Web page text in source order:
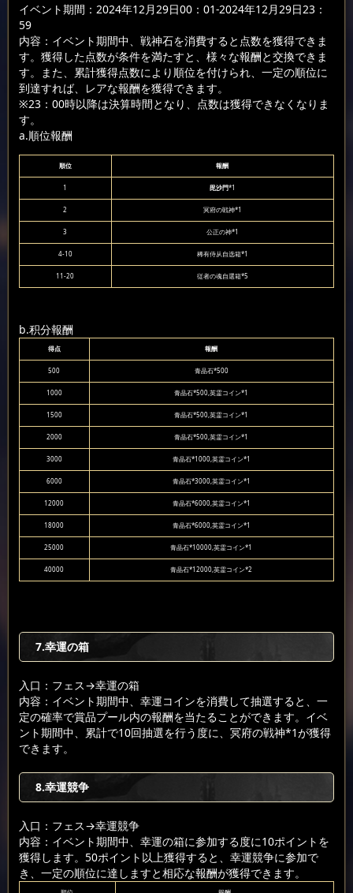
イベント期間：2024年12月29日00：01-2024年12月29日23：
59
内容：イベント期間中、戦神石を消費すると点数を獲得できま
す。獲得した点数が条件を満たすと、様々な報酬と交換できま
す。また、累計獲得点数により順位を付けられ、一定の順位に
到達すれば、レアな報酬を獲得できます。
※23：00時以降は決算時間となり、点数は獲得できなくなりま
す。
a.順位報酬
順位 報酬
1 毘沙門*1
2 冥府の戦神*1
3 公正の神*1
4-10 稀有侍从自选箱*1
11-20 従者の魂自選箱*5
b.积分報酬
得点 報酬
500 青晶石*500
1000 青晶石*500,英霊コイン*1
1500 青晶石*500,英霊コイン*1
2000 青晶石*500,英霊コイン*1
3000 青晶石*1000,英霊コイン*1
6000 青晶石*3000,英霊コイン*1
12000 青晶石*6000,英霊コイン*1
18000 青晶石*6000,英霊コイン*1
25000 青晶石*10000,英霊コイン*1
40000 青晶石*12000,英霊コイン*2
7.幸運の箱
入口：フェス→幸運の箱
内容：イベント期間中、幸運コインを消費して抽選すると、一
定の確率で賞品プール内の報酬を当たることができます。イベ
ント期間中、累計で10回抽選を行う度に、冥府の戦神*1が獲得
できます。
8.幸運競争
入口：フェス→幸運競争
内容：イベント期間中、幸運の箱に参加する度に10ポイントを
獲得します。50ポイント以上獲得すると、幸運競争に参加で
き、一定の順位に達しますと相応な報酬が獲得できます。